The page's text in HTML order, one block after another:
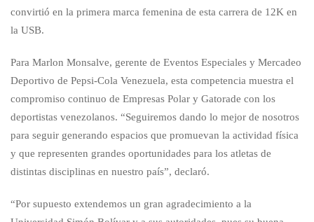
convirtió en la primera marca femenina de esta carrera de 12K en
la USB.
Para Marlon Monsalve, gerente de Eventos Especiales y Mercadeo
Deportivo de Pepsi-Cola Venezuela, esta competencia muestra el
compromiso continuo de Empresas Polar y Gatorade con los
deportistas venezolanos. “Seguiremos dando lo mejor de nosotros
para seguir generando espacios que promuevan la actividad física
y que representen grandes oportunidades para los atletas de
distintas disciplinas en nuestro país”, declaró.
“Por supuesto extendemos un gran agradecimiento a la